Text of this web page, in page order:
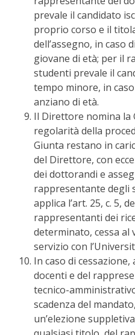
prevale il candidato
proprio corso e il
dell’assegno, in caso
giovane di età; per il
studenti prevale il
tempo minore, in
anziano di età.
Il Direttore nomina la
regolarità della
Giunta restano in
del Direttore, con
dei dottorandi e
rappresentante degli
applica l’art. 25, c. 5,
rappresentanti dei
determinato, cessa
servizio con
In caso di
docenti e del
tecnico-
scadenza del
un’elezione